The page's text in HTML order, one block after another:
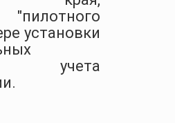
установки
учета